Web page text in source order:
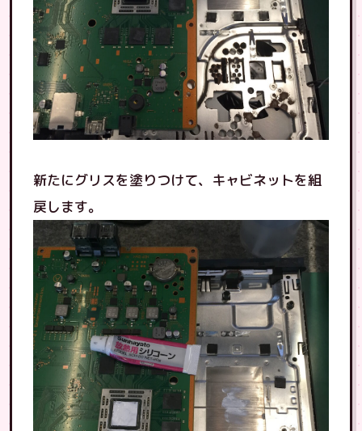
新たにグリスを塗りつけて、キャビネットを組
戻します。